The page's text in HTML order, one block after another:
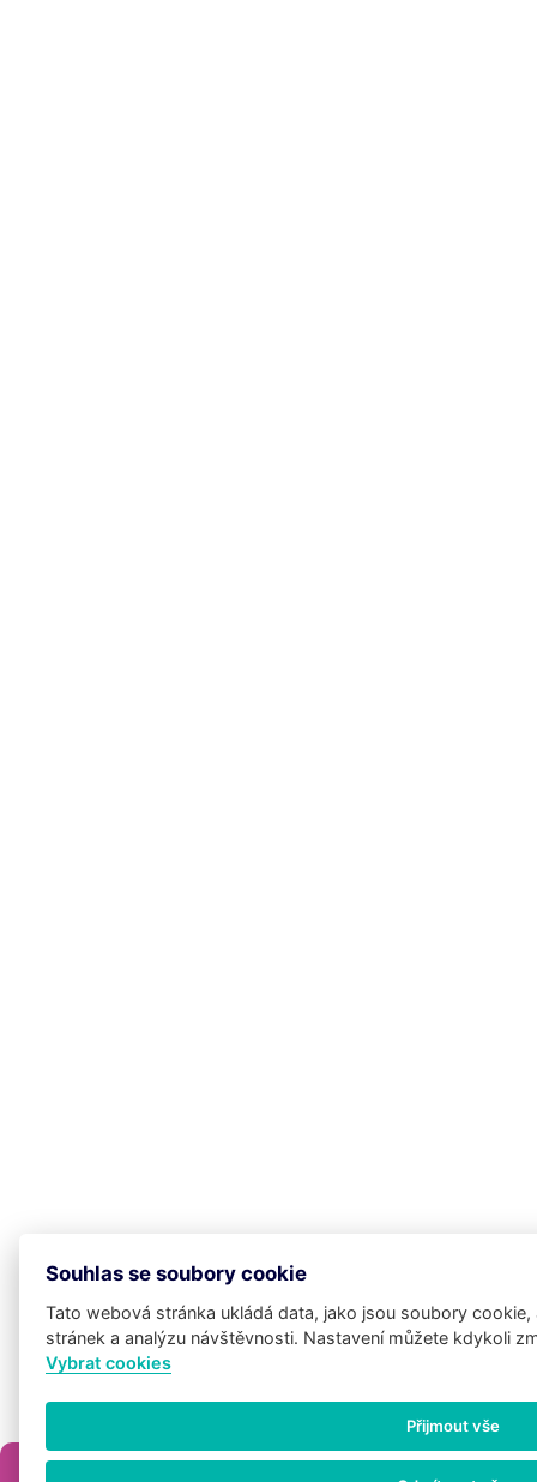
×
Souhlas se soubory cookie
Tato webová stránka ukládá data, jako jsou soubory
stránek a analýzu návštěvnosti. Nastavení můžete kdykoli
Vybrat cookies
Přijmout vše